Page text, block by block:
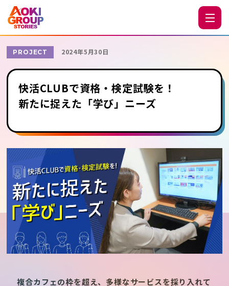
PROJECT 2024年5月30日
快活CLUBで資格・検定試験を！
新たに捉えた「学び」ニーズ
複合カフェの枠を超え、多様なサービスを採り入れて